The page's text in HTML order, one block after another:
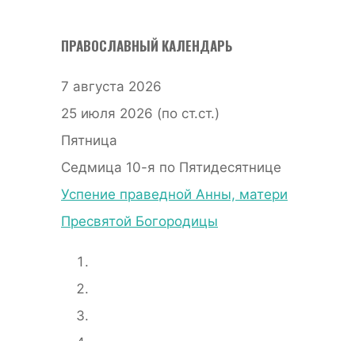
ПРАВОСЛАВНЫЙ КАЛЕНДАРЬ
7 августа 2026
25 июля 2026 (по ст.ст.)
Пятница
Седмица 10-я по Пятидесятнице
Успение праведной Анны, матери
Пресвятой Богородицы